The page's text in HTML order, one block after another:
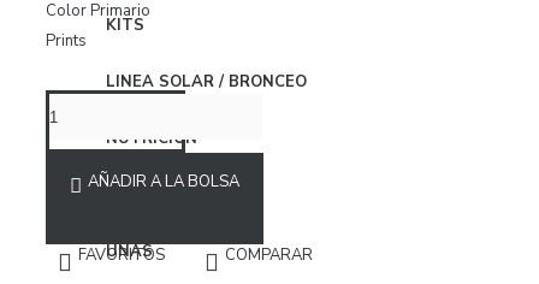
Vestidos
ROPA INTERIOR
Brasier
Conjuntos
Organizador Ropa Interior
KITS
LINEA SOLAR / BRONCEO
NUTRICIÓN
UÑAS
Color Primario
Prints
AÑADIR A LA BOLSA
FAVORITOS COMPARAR